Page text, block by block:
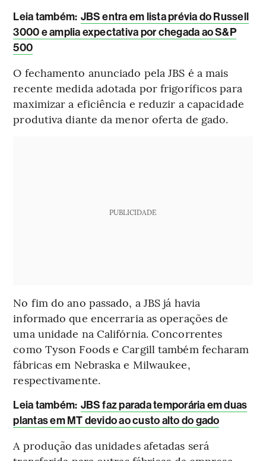
Leia também: JBS entra em lista prévia do Russell
3000 e amplia expectativa por chegada ao S&P
500
O fechamento anunciado pela JBS é a mais
recente medida adotada por frigoríficos para
maximizar a eficiência e reduzir a capacidade
produtiva diante da menor oferta de gado.
PUBLICIDADE
No fim do ano passado, a JBS já havia
informado que encerraria as operações de
uma unidade na Califórnia. Concorrentes
como Tyson Foods e Cargill também fecharam
fábricas em Nebraska e Milwaukee,
respectivamente.
Leia também: JBS faz parada temporária em duas
plantas em MT devido ao custo alto do gado
A produção das unidades afetadas será